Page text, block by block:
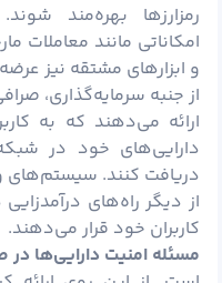
رمزارزها بهره‌مند
امکاناتی مانند معاملات
و ابزارهای مشتقه نیز
از جنبه سرمایه‌گذاری،
ارائه می‌دهند که به
دارایی‌های خود در
دریافت کنند. سیستم‌های
از دیگر راه‌های
کاربران خود قرار می‌دهند.
مسئله امنیت دارایی‌ها در